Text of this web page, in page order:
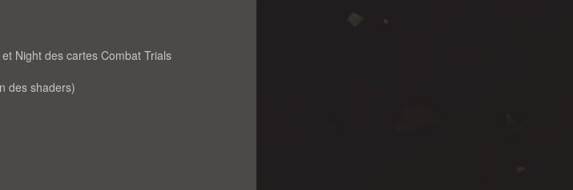
Night des cartes Combat Trials
des shaders)